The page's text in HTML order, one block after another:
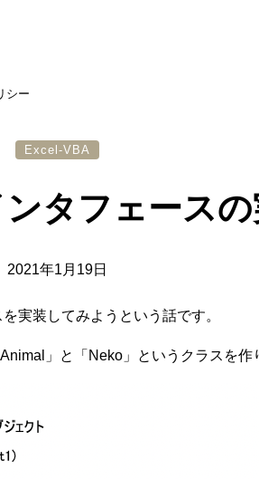
シー
Excel-VBA
タフェース
2021年1月19日
実装してみようという話です。
」と「Neko」というクラスを作